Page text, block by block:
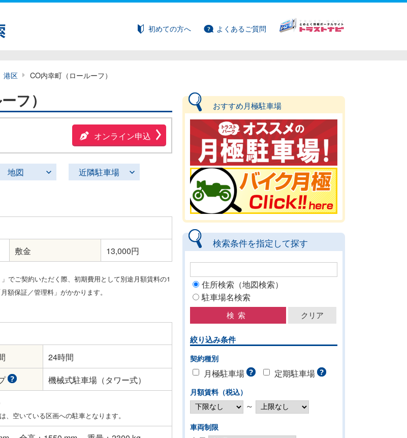
初めての方へ よくあるご質問
港区 CO内幸町（ロールーフ）
フ）
オンライン申込
地図 近隣駐車場
敷金 13,000円
でご契約いただく際、初期費用として別途月額賃料の1
額保証／管理料」がかかります。
24時間
機械式駐車場（タワー式）
空いている区画への駐車となります。
おすすめ月極駐車場
検索条件を指定して探す
住所検索（地図検索）
駐車場名検索
絞り込み条件
契約種別
月極駐車場 定期駐車場
月額賃料（税込）
～
車両制限